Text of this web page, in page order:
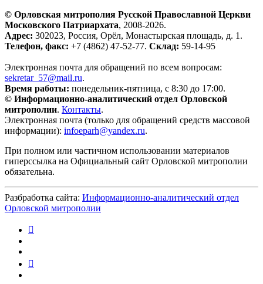
© Орловская митрополия Русской Православной Церкви
Московского Патриархата, 2008-2026.
Адрес: 302023, Россия, Орёл, Монастырская площадь, д. 1.
Телефон, факс: +7 (4862) 47-52-77. Склад: 59-14-95
Электронная почта для обращений по всем вопросам:
sekretar_57@mail.ru.
Время работы: понедельник-пятница, с 8:30 до 17:00.
© Информационно-аналитический отдел Орловской
митрополии. Контакты.
Электронная почта (только для обращений средств массовой
информации): infoeparh@yandex.ru.
При полном или частичном использовании материалов
гиперссылка на Официальный сайт Орловской митрополии
обязательна.
Разбработка сайта: Информационно-аналитический отдел
Орловской митрополии